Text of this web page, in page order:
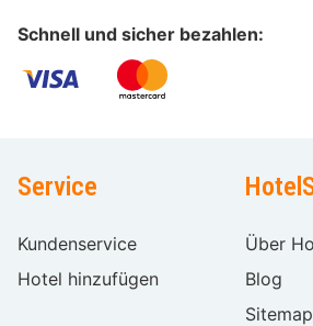
Schnell und sicher bezahlen:
Service
Kundenservice
Hotel hinzufügen
Über
Blog
Sitemap